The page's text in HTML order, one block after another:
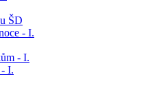
ŠD
- I.
- I.
I.